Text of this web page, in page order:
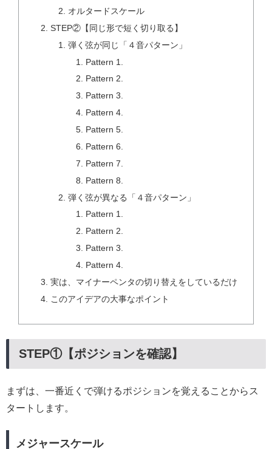
オルタードスケール
STEP②【同じ形で短く切り取る】
弾く弦が同じ「４音パターン」
Pattern 1.
Pattern 2.
Pattern 3.
Pattern 4.
Pattern 5.
Pattern 6.
Pattern 7.
Pattern 8.
弾く弦が異なる「４音パターン」
Pattern 1.
Pattern 2.
Pattern 3.
Pattern 4.
実は、マイナーペンタの切り替えをしているだけ
このアイデアの大事なポイント
STEP①【ポジションを確認】
まずは、一番近くで弾けるポジションを覚えることからス
タートします。
メジャースケール